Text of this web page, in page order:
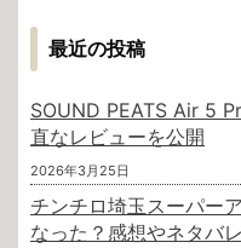
最近の投稿
SOUND PEATS Air 5
直なレビューを公開
2026年3月25日
チンチロ埼玉スーパー
なった？感想やネタバ